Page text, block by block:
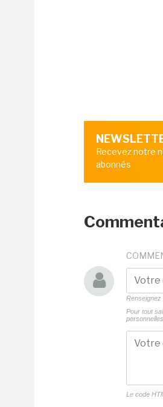
Recevez notre
abonnés
Renseignez
Pour tout
Le code